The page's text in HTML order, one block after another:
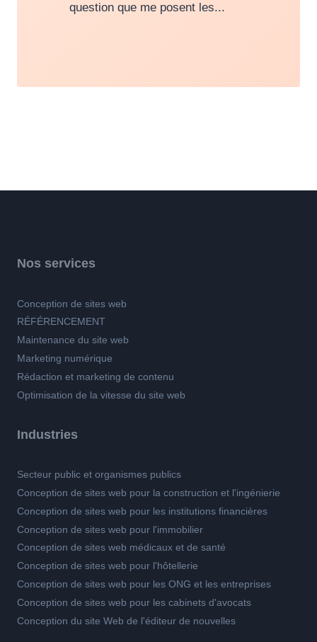
question que me posent les...
Nos services
Conception de sites web
RÉFÉRENCEMENT
Maintenance du site web
Marketing numérique
Rédaction et marketing de contenu
Optimisation de la vitesse du site web
Industries
Secteur public et organismes publics
Conception de sites web pour la construction et l'ingénierie
Conception de sites web pour les institutions financières
Conception de sites web pour l'immobilier
Conception de sites web médicaux et de santé
Conception de sites web pour l'hôtellerie
Conception de sites web pour les ONG et les entreprises
Conception de sites web pour les cabinets d'avocats
Conception du site Web de l'éditeur de nouvelles